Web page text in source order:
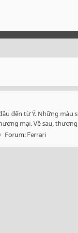
đến từ Ý. Những
mại. Về sau,
Forum:Ferrari